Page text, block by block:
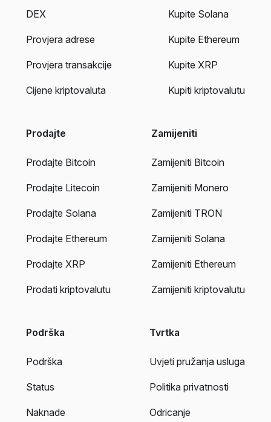
DEX
Provjera adrese
Provjera transakcije
Cijene kriptovaluta
Kupite Solana
Kupite Ethereum
Kupite XRP
Kupiti kriptovalutu
Prodajte
Prodajte Bitcoin
Prodajte Litecoin
Prodajte Solana
Prodajte Ethereum
Prodajte XRP
Prodati kriptovalutu
Zamijeniti
Zamijeniti Bitcoin
Zamijeniti Monero
Zamijeniti TRON
Zamijeniti Solana
Zamijeniti Ethereum
Zamijeniti kriptovalutu
Podrška
Podrška
Status
Naknade
Tvrtka
Uvjeti pružanja usluga
Politika privatnosti
Odricanje